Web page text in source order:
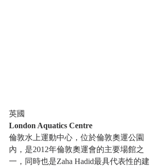
英國
London Aquatics Centre
倫敦水上運動中心，位於倫敦奧運公園
內，是2012年倫敦奧運會的主要場館之
一，同時也是Zaha Hadid最具代表性的建